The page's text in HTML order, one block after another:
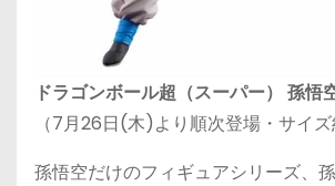
ドラゴンボール超（スーパー） 孫悟
（7月26日(木)より順次登場・サイズ
孫悟空だけのフィギュアシリーズ、